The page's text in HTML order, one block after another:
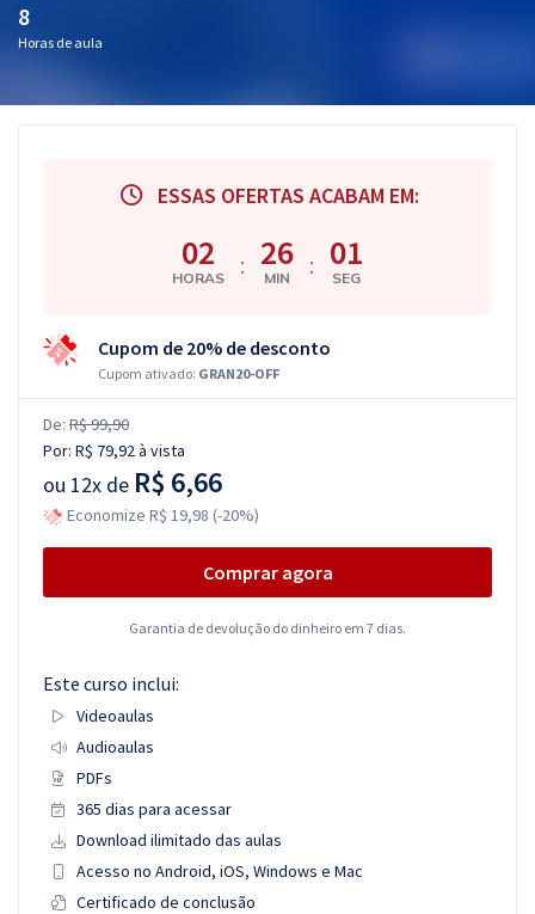
8
Horas de aula
ESSAS OFERTAS ACABAM EM:
02
HORAS : 26
MIN : 00
SEG
Cupom de 20% de desconto
Cupom ativado: GRAN20-OFF
De: R$ 99,90
Por: R$ 79,92à vista
ou 12x de R$ 6,66
Economize R$ 19,98 (-20%)
Comprar agora
Garantia de devolução do dinheiro em 7 dias.
Este curso inclui:
Videoaulas
Audioaulas
PDFs
365 dias para acessar
Download ilimitado das aulas
Acesso no Android, iOS, Windows e Mac
Certificado de conclusão